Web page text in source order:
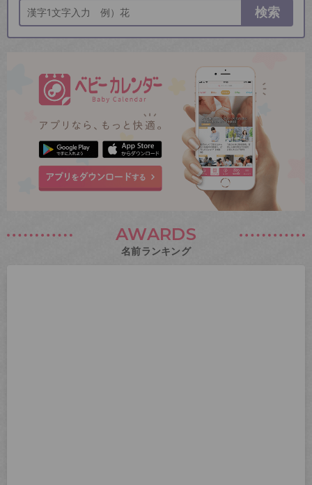
検索
AWARDS
名前ランキング